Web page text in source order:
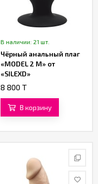
В наличии: 21 шт.
Чёрный анальный плаг
«MODEL 2 M» от
«SILEXD»
8 800 T
В корзину